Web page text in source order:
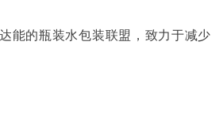
能的瓶装水包装联盟，致力于减少